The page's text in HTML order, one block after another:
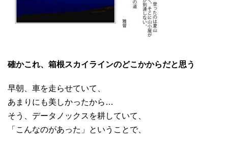
確かこれ、箱根スカイラインのどこかからだと思う
早朝、車を走らせていて、
あまりにも美しかったから…
そう、データノックスを耕していて、
「こんなのがあった」ということで、